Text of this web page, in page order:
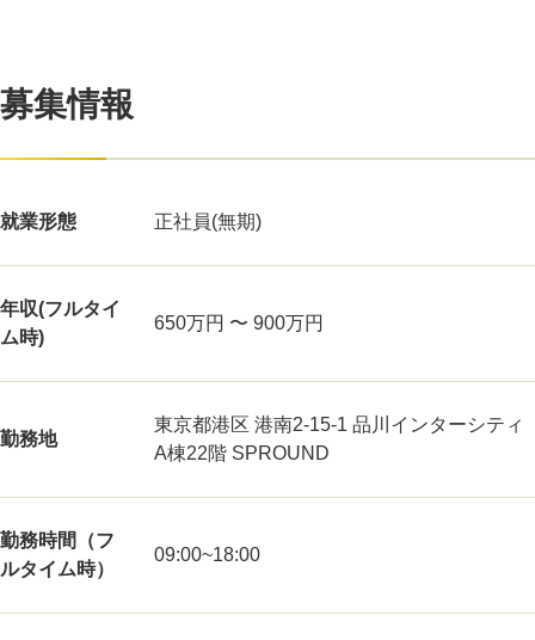
募集情報
就業形態 正社員(無期)
年収(フルタイ
ム時)
650万円 〜 900万円
勤務地
東京都港区 港南2-15-1 品川インターシティ
A棟22階 SPROUND
勤務時間（フ
ルタイム時）
09:00~18:00